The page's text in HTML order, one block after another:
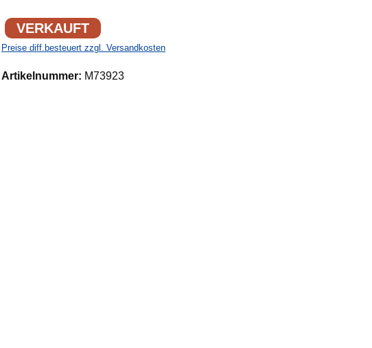
VERKAUFT
Preise diff.besteuert zzgl. Versandkosten
Artikelnummer: M73923